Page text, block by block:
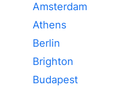
Amsterdam
Athens
Berlin
Brighton
Budapest